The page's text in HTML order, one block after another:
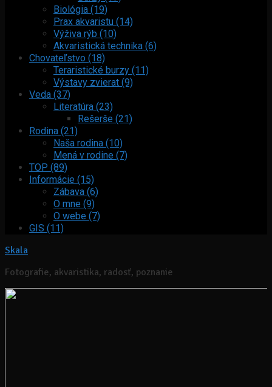
Biológia (19)
Prax akvaristu (14)
Výživa rýb (10)
Akvaristická technika (6)
Chovateľstvo (18)
Teraristické burzy (11)
Výstavy zvierat (9)
Veda (37)
Literatúra (23)
Rešerše (21)
Rodina (21)
Naša rodina (10)
Mená v rodine (7)
TOP (89)
Informácie (15)
Zábava (6)
O mne (9)
O webe (7)
GIS (11)
Skala
Fotografie, akvaristika, radosť, poznanie